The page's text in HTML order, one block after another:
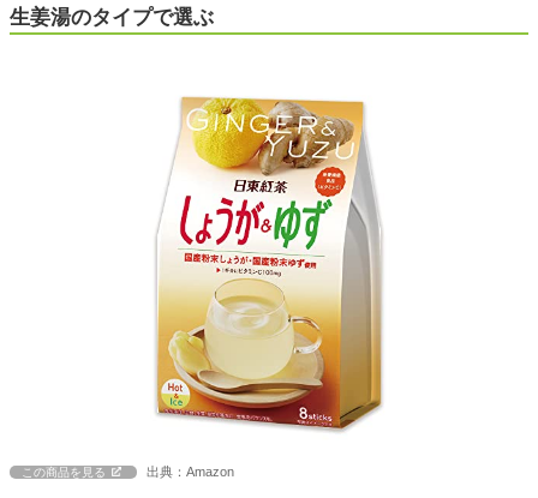
生姜湯のタイプで選ぶ
この商品を見る 出典：Amazon